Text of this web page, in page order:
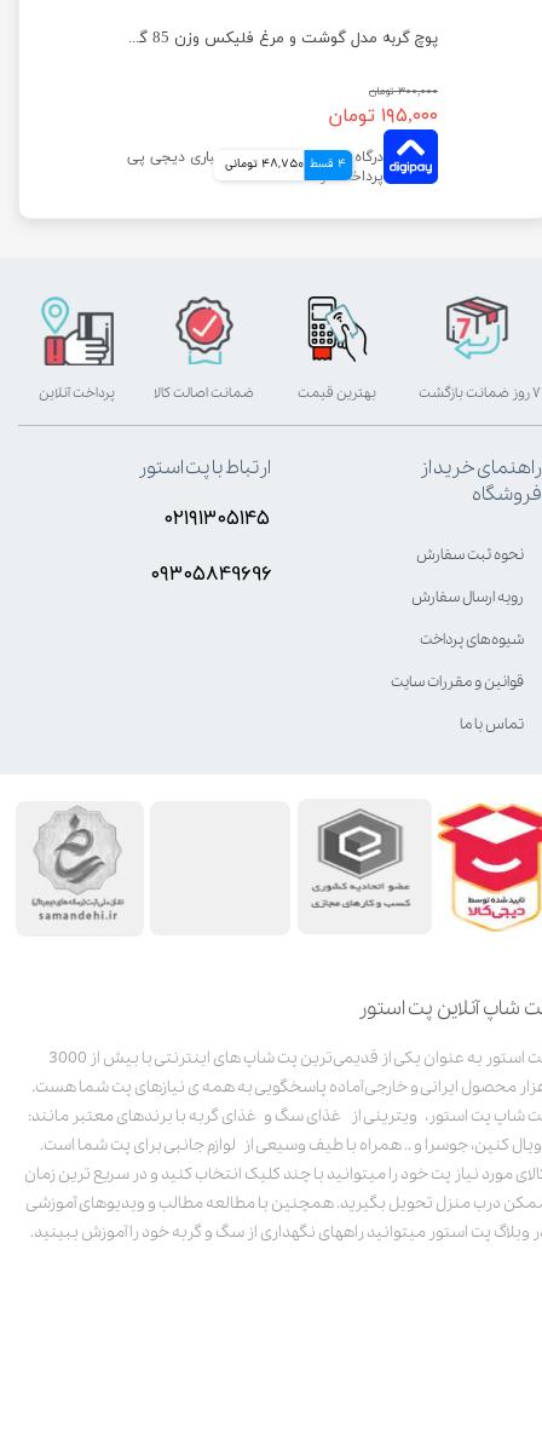
پوچ گربه مدل گوشت و مرغ فلیکس وزن 85 گرم
۳۰۰,۰۰۰ تومان
۱۹۵,۰۰۰ تومان
4 قسط 48,750 تومانی
شاپ آنلاین پت استور
پت استور به عنوان یکی از قدیمی‌ترین پت شاپ های اینترنتی با بیش از 3000
محصول ایرانی و خارجی آماده پاسخگویی به همه ی نیازهای پت شما هست.
شاپ پت استور، ویترینی از غذای سگ و غذای گربه با برندهای معتبر مانند:
کنین، جوسرا و .. همراه با طیف وسیعی از لوازم جانبی برای پت شما است.
مورد نیاز پت خود را میتوانید با چند کلیک انتخاب کنید و در سریع ترین زمان
درب منزل تحویل بگیرید. همچنین با مطالعه مطالب و ویدیوهای آموزشی
وبلاگ پت استور میتوانید راههای نگهداری از سگ و گربه خود را آموزش ببینید.
بهترین قیمت پرداخت آنلاین ۷ روز ضمانت بازگشت ضمانت اصالت کالا
راهنمای خرید از
فروشگاه
نحوه ثبت سفارش
رویه ارسال سفارش
شیوه‌های پرداخت
قوانین و مقررات سایت
تماس با ما
ارتباط با پت استور
۰۲۱۹۱۳۰۵۱۴۵
۰۹۳۰۵8۴9696